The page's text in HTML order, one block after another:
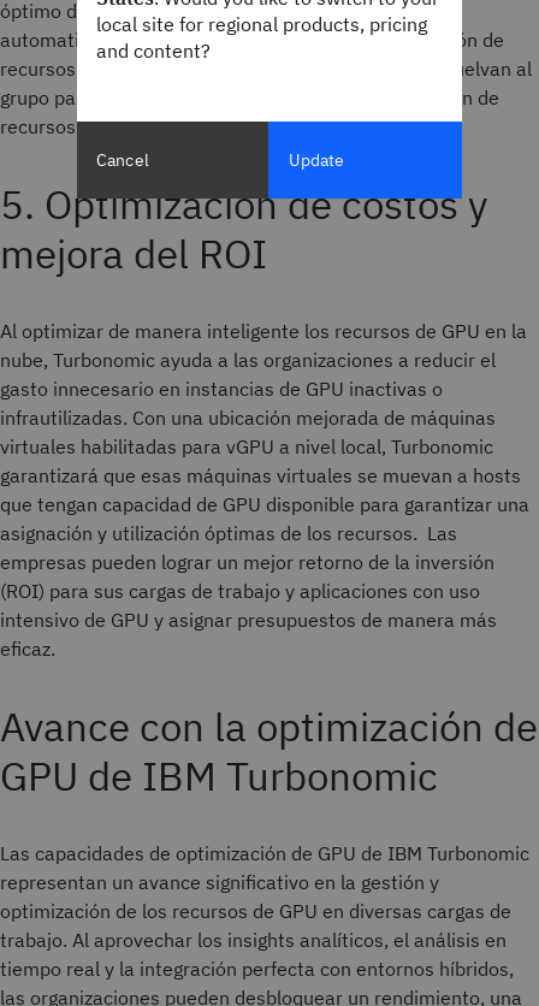
óptimo de la GPU. Además, las capacidades de
automatización de Turbonomic agilizan la recuperación de
recursos, garantizando que las GPU inactivas se devuelvan al
grupo para su reasignación, maximizando la utilización de
recursos.
5. Optimización de costos y
mejora del ROI
Al optimizar de manera inteligente los recursos de GPU en la
nube, Turbonomic ayuda a las organizaciones a reducir el
gasto innecesario en instancias de GPU inactivas o
infrautilizadas. Con una ubicación mejorada de máquinas
virtuales habilitadas para vGPU a nivel local, Turbonomic
garantizará que esas máquinas virtuales se muevan a hosts
que tengan capacidad de GPU disponible para garantizar una
asignación y utilización óptimas de los recursos. Las
empresas pueden lograr un mejor retorno de la inversión
(ROI) para sus cargas de trabajo y aplicaciones con uso
intensivo de GPU y asignar presupuestos de manera más
eficaz.
Avance con la optimización de
GPU de IBM Turbonomic
Las capacidades de optimización de GPU de IBM Turbonomic
representan un avance significativo en la gestión y
optimización de los recursos de GPU en diversas cargas de
trabajo. Al aprovechar los insights analíticos, el análisis en
tiempo real y la integración perfecta con entornos híbridos,
las organizaciones pueden desbloquear un rendimiento, una
local site for regional products, pricing
and content?
Cancel Update